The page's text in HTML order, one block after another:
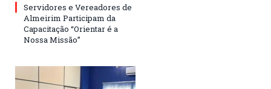
Servidores e Vereadores de
Almeirim Participam da
Capacitação “Orientar é a
Nossa Missão”